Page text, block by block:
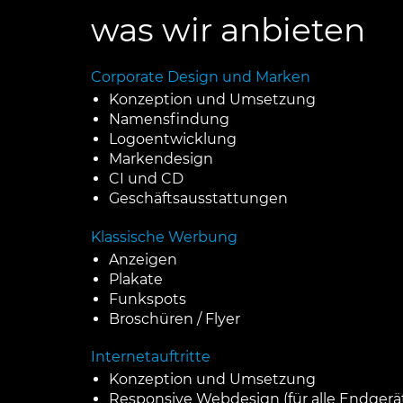
was wir anbieten
Corporate Design und Marken
Konzeption und Umsetzung
Namensfindung
Logoentwicklung
Markendesign
CI und CD
Geschäftsausstattungen
Klassische Werbung
Anzeigen
Plakate
Funkspots
Broschüren / Flyer
Internetauftritte
Konzeption und Umsetzung
Responsive Webdesign (für alle